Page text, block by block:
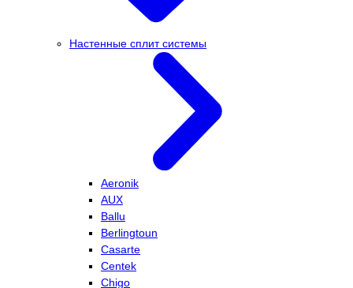
Настенные сплит системы
Aeronik
AUX
Ballu
Berlingtoun
Casarte
Centek
Chigo